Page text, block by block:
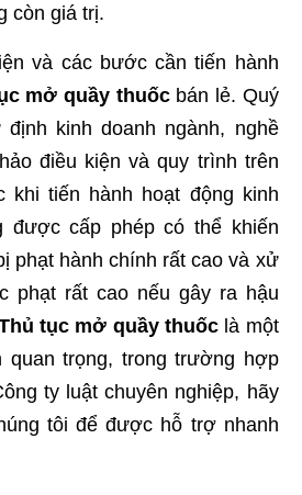
còn giá trị.
và các bước cần tiến hành
mở quầy thuốcbán lẻ. Quý
kinh doanh ngành, nghề
điều kiện và quy trình trên
khi tiến hành hoạt động kinh
được cấp phép có thể khiến
phạt hành chính rất cao và xử
phạt rất cao nếu gây ra hậu
tục mở quầy thuốc là một
quan trọng, trong trường hợp
ty luật chuyên nghiệp, hãy
tôi để được hỗ trợ nhanh